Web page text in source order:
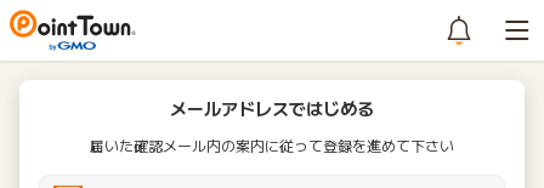
メールアドレスではじめる
届いた確認メール内の案内に従って登録を進めて下さい